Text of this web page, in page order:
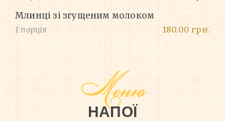
Млинці зі згущеним молоком
1 порція 180.00 грн.
Меню
НАПОЇ